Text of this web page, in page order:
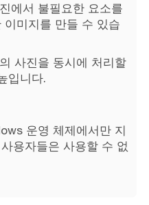
에서 불필요한 요소를
미지를 만들 수 있습
사진을 동시에 처리할
입니다.
운영 체제에서만 지
용자들은 사용할 수 없